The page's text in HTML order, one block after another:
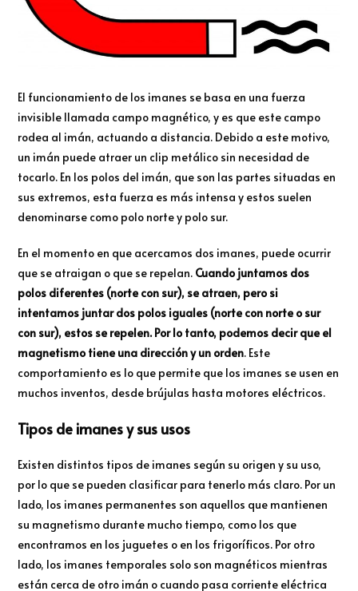
El funcionamiento de los imanes se basa en una fuerza
invisible llamada campo magnético, y es que este campo
rodea al imán, actuando a distancia. Debido a este motivo,
un imán puede atraer un clip metálico sin necesidad de
tocarlo. En los polos del imán, que son las partes situadas en
sus extremos, esta fuerza es más intensa y estos suelen
denominarse como polo norte y polo sur.
En el momento en que acercamos dos imanes, puede ocurrir
que se atraigan o que se repelan. Cuando juntamos dos
polos diferentes (norte con sur), se atraen, pero si
intentamos juntar dos polos iguales (norte con norte o sur
con sur), estos se repelen. Por lo tanto, podemos decir que el
magnetismo tiene una dirección y un orden. Este
comportamiento es lo que permite que los imanes se usen en
muchos inventos, desde brújulas hasta motores eléctricos.
Tipos de imanes y sus usos
Existen distintos tipos de imanes según su origen y su uso,
por lo que se pueden clasificar para tenerlo más claro. Por un
lado, los imanes permanentes son aquellos que mantienen
su magnetismo durante mucho tiempo, como los que
encontramos en los juguetes o en los frigoríficos. Por otro
lado, los imanes temporales solo son magnéticos mientras
están cerca de otro imán o cuando pasa corriente eléctrica